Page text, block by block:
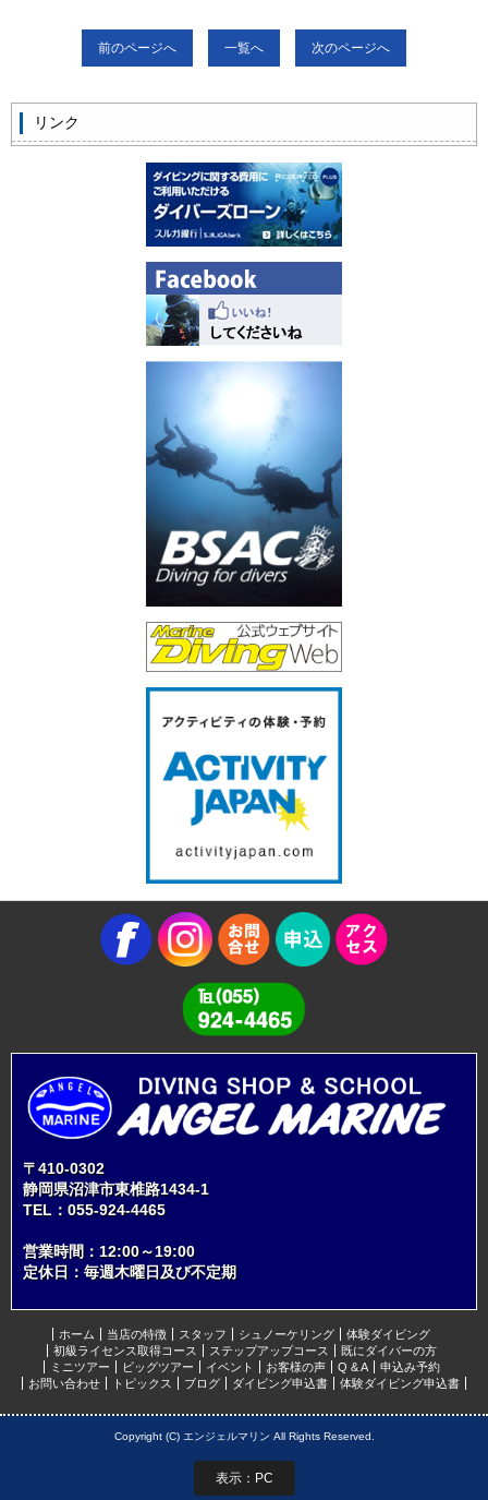
前のページへ 一覧へ 次のページへ
リンク
〒410-0302
静岡県沼津市東椎路1434-1
TEL： 055-924-4465
営業時間：12:00～19:00
定休日：毎週木曜日及び不定期
ホーム 当店の特徴 スタッフ シュノーケリング
体験ダイビング
初級ライセンス取得コース
ステップアップコース
既にダイバーの方
ミニツアー
ビッグツアー イベント お客様の声 Q & A
申込み予約
お問い合わせ
トピックス ブログ ダイビング申込書 体験ダイビング申込書
Copyright (C) エンジェルマリン All Rights Reserved.
表示：PC